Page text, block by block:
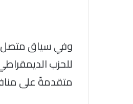
وفي سياق متصل،
متقدمةً على